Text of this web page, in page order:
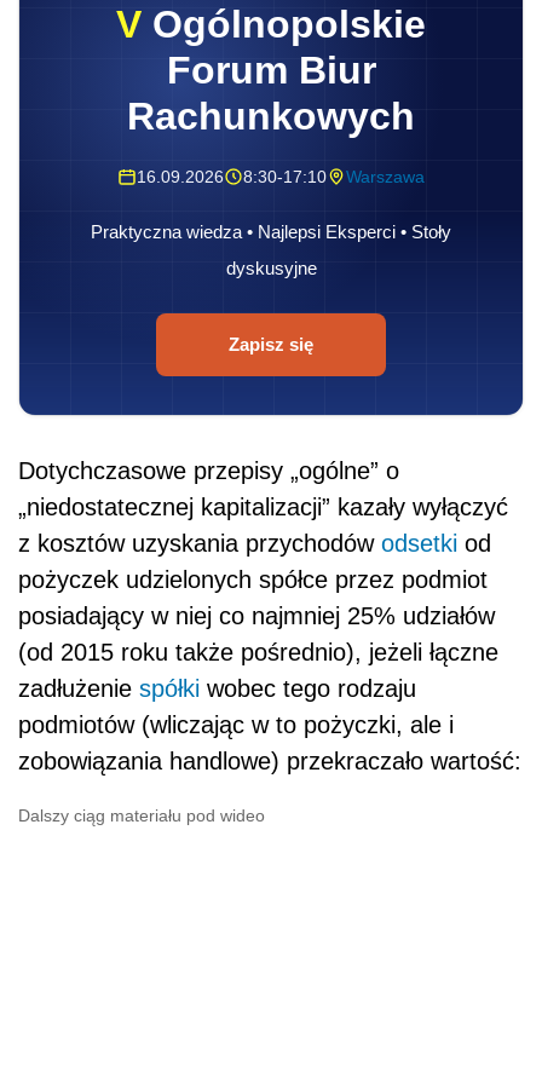
V Ogólnopolskie
Forum Biur
Rachunkowych
16.09.2026 8:30-17:10 Warszawa
Praktyczna wiedza • Najlepsi Eksperci • Stoły
dyskusyjne
Zapisz się
Dotychczasowe przepisy „ogólne” o
„niedostatecznej kapitalizacji” kazały wyłączyć
z kosztów uzyskania przychodów odsetki od
pożyczek udzielonych spółce przez podmiot
posiadający w niej co najmniej 25% udziałów
(od 2015 roku także pośrednio), jeżeli łączne
zadłużenie spółki wobec tego rodzaju
podmiotów (wliczając w to pożyczki, ale i
zobowiązania handlowe) przekraczało wartość:
Dalszy ciąg materiału pod wideo